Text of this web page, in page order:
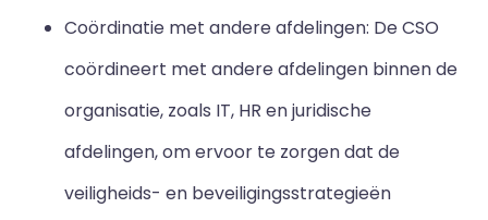
Coördinatie met andere afdelingen: De CSO
coördineert met andere afdelingen binnen de
organisatie, zoals IT, HR en juridische
afdelingen, om ervoor te zorgen dat de
veiligheids- en beveiligingsstrategieën